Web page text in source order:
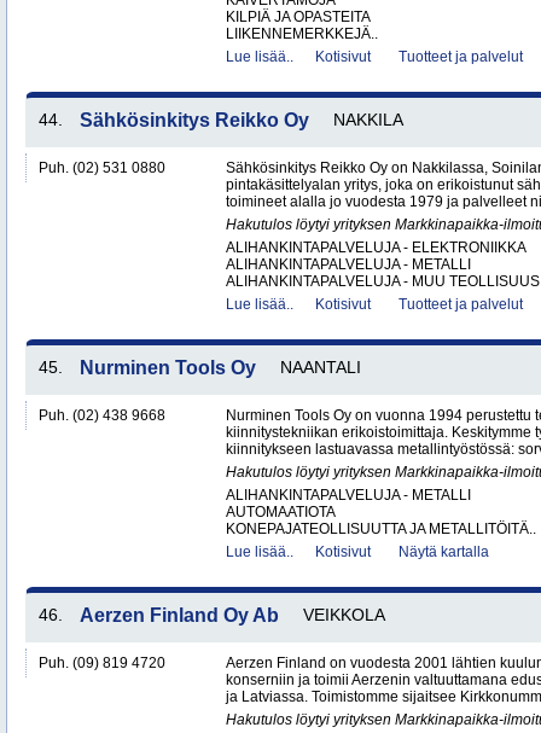
KILPIÄ JA OPASTEITA
LIIKENNEMERKKEJÄ..
Lue lisää..
Kotisivut Tuotteet ja palvelut
44. Sähkösinkitys Reikko Oy NAKKILA
Puh. (02) 531 0880
Sähkösinkitys Reikko Oy on Nakkilassa,
pintakäsittelyalan yritys, joka on erikoistunut
toimineet alalla jo vuodesta 1979 ja palvelleet
Hakutulos löytyi yrityksen Markkinapaikka-
ALIHANKINTAPALVELUJA - ELEKTRONIIKKA
ALIHANKINTAPALVELUJA - METALLI
ALIHANKINTAPALVELUJA - MUU
Lue lisää..
Kotisivut Tuotteet ja palvelut
45. Nurminen Tools Oy NAANTALI
Puh. (02) 438 9668
Nurminen Tools Oy on vuonna 1994 perustettu
kiinnitystekniikan erikoistoimittaja. Keskitymme
kiinnitykseen lastuavassa metallintyöstössä:
Hakutulos löytyi yrityksen Markkinapaikka-
ALIHANKINTAPALVELUJA - METALLI
AUTOMAATIOTA
KONEPAJATEOLLISUUTTA JA METALLITÖITÄ..
Lue lisää..
Kotisivut Näytä kartalla
46. Aerzen Finland Oy Ab VEIKKOLA
Puh. (09) 819 4720
Aerzen Finland on vuodesta 2001 lähtien
konserniin ja toimii Aerzenin valtuuttamana
ja Latviassa. Toimistomme sijaitsee
Hakutulos löytyi yrityksen Markkinapaikka-